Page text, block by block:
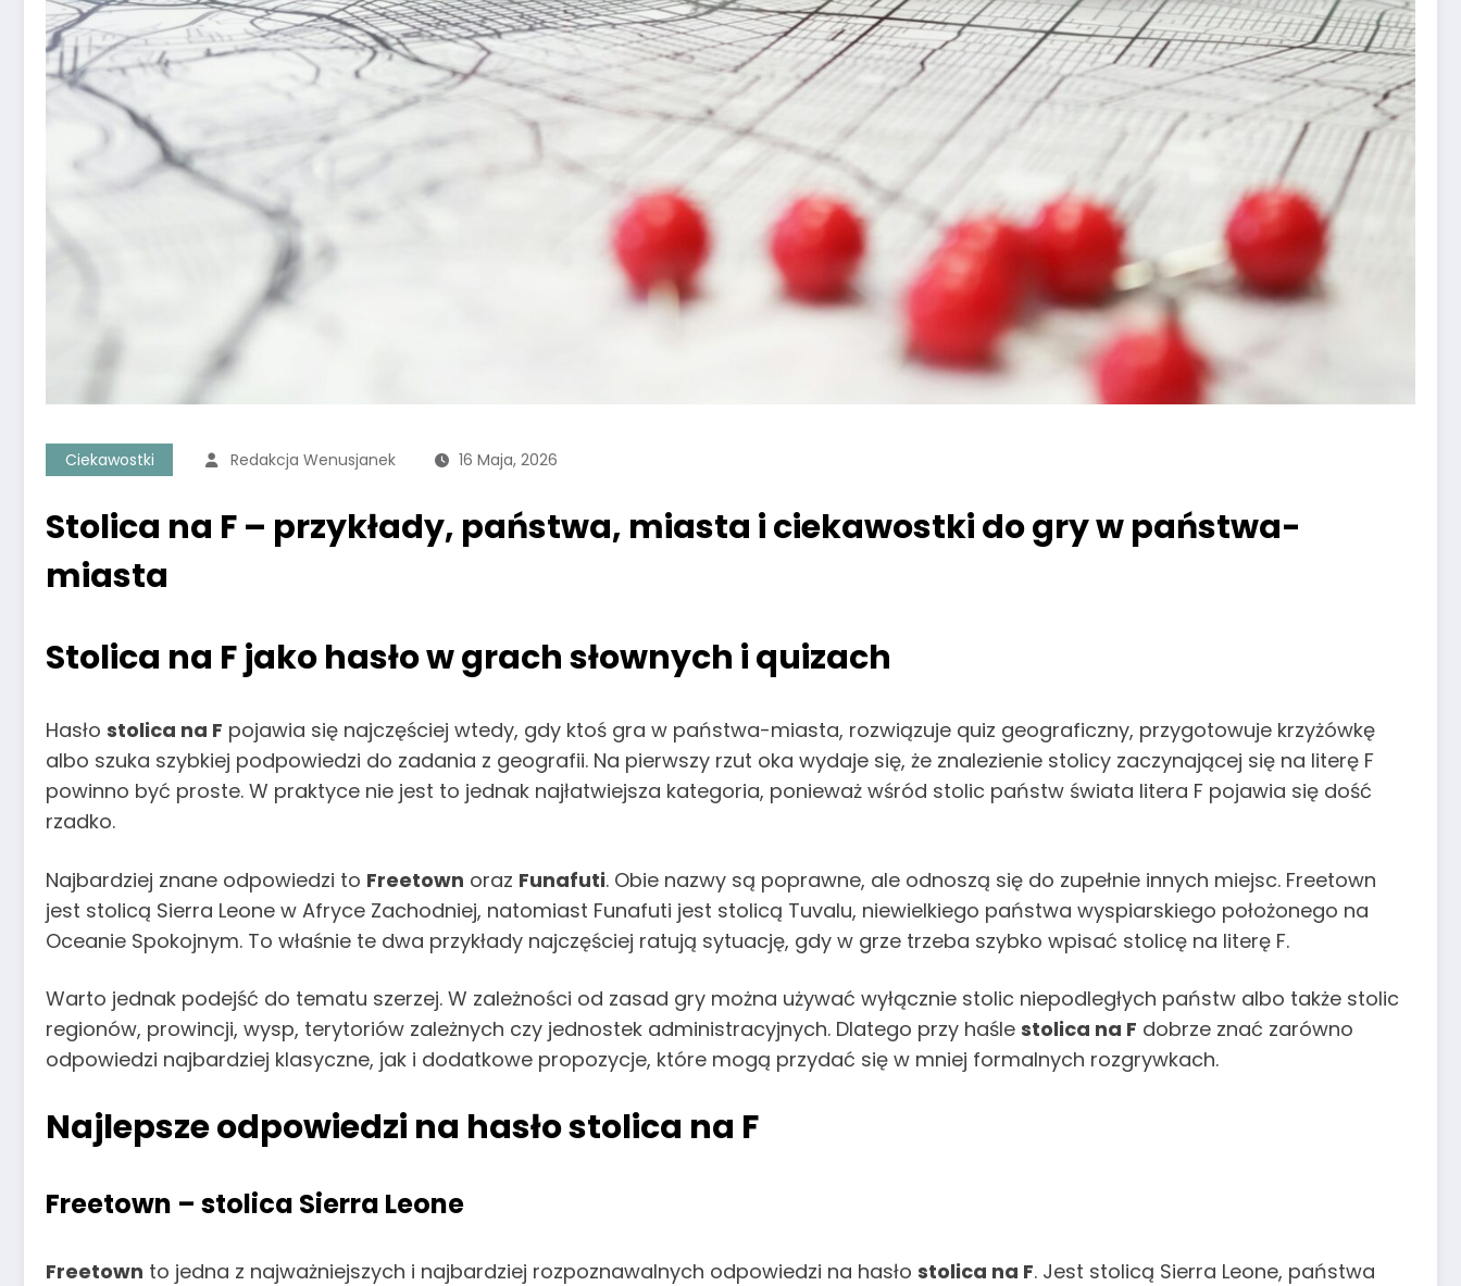
Ciekawostki Redakcja Wenusjanek 16 Maja, 2026
Stolica na F – przykłady, państwa, miasta i ciekawostki do gry w państwa-
miasta
Stolica na F jako hasło w grach słownych i quizach
Hasło stolica na F pojawia się najczęściej wtedy, gdy ktoś gra w państwa-miasta, rozwiązuje quiz geograficzny, przygotowuje krzyżówkę
albo szuka szybkiej podpowiedzi do zadania z geografii. Na pierwszy rzut oka wydaje się, że znalezienie stolicy zaczynającej się na literę F
powinno być proste. W praktyce nie jest to jednak najłatwiejsza kategoria, ponieważ wśród stolic państw świata litera F pojawia się dość
rzadko.
Najbardziej znane odpowiedzi to Freetown oraz Funafuti. Obie nazwy są poprawne, ale odnoszą się do zupełnie innych miejsc. Freetown
jest stolicą Sierra Leone w Afryce Zachodniej, natomiast Funafuti jest stolicą Tuvalu, niewielkiego państwa wyspiarskiego położonego na
Oceanie Spokojnym. To właśnie te dwa przykłady najczęściej ratują sytuację, gdy w grze trzeba szybko wpisać stolicę na literę F.
Warto jednak podejść do tematu szerzej. W zależności od zasad gry można używać wyłącznie stolic niepodległych państw albo także stolic
regionów, prowincji, wysp, terytoriów zależnych czy jednostek administracyjnych. Dlatego przy haśle stolica na F dobrze znać zarówno
odpowiedzi najbardziej klasyczne, jak i dodatkowe propozycje, które mogą przydać się w mniej formalnych rozgrywkach.
Najlepsze odpowiedzi na hasło stolica na F
Freetown – stolica Sierra Leone
Freetown to jedna z najważniejszych i najbardziej rozpoznawalnych odpowiedzi na hasło stolica na F. Jest stolicą Sierra Leone, państwa